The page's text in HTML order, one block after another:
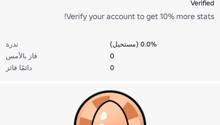
Verified
Verify your account to get 10% more stats!
ندرة
0.0% (مستحيل)
فاز بالأمس
0
دائمًا فائز
0